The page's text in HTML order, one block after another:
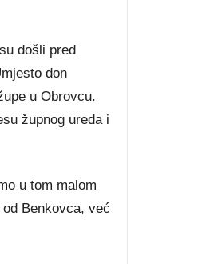
došli pred
don
u Obrovcu.
župnog ureda i
u tom malom
Benkovca, već